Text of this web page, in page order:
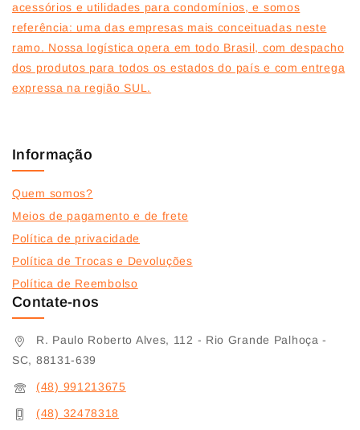
acessórios e utilidades para condomínios, e somos
referência: uma das empresas mais conceituadas neste
ramo. Nossa logística opera em todo Brasil, com despacho
dos produtos para todos os estados do país e com entrega
expressa na região SUL.
Informação
Quem somos?
Meios de pagamento e de frete
Política de privacidade
Política de Trocas e Devoluções
Política de Reembolso
Contate-nos
R. Paulo Roberto Alves, 112 - Rio Grande Palhoça -
SC, 88131-639
(48) 991213675
(48) 32478318